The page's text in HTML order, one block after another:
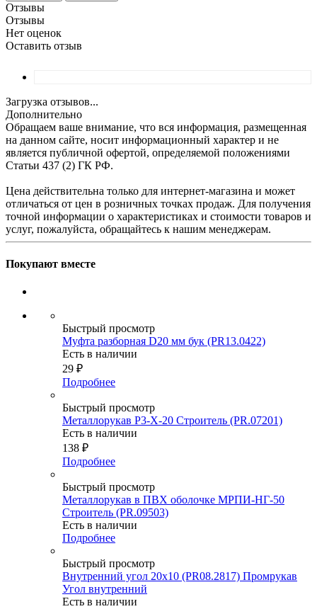
Отзывы
Отзывы
Нет оценок
Оставить отзыв
Загрузка отзывов...
Дополнительно
Обращаем ваше внимание, что вся информация, размещенная
на данном сайте, носит информационный характер и не
является публичной офертой, определяемой положениями
Статьи 437 (2) ГК РФ.
Цена действительна только для интернет-магазина и может
отличаться от цен в розничных точках продаж. Для получения
точной информации о характеристиках и стоимости товаров и
услуг, пожалуйста, обращайтесь к нашим менеджерам.
Покупают вместе
Быстрый просмотр
Муфта разборная D20 мм бук (PR13.0422)
Есть в наличии
29 ₽
Подробнее
Быстрый просмотр
Металлорукав Р3-Х-20 Строитель (PR.07201)
Есть в наличии
138 ₽
Подробнее
Быстрый просмотр
Металлорукав в ПВХ оболочке МРПИ-НГ-50
Строитель (PR.09503)
Есть в наличии
Подробнее
Быстрый просмотр
Внутренний угол 20х10 (PR08.2817) Промрукав
Угол внутренний
Есть в наличии